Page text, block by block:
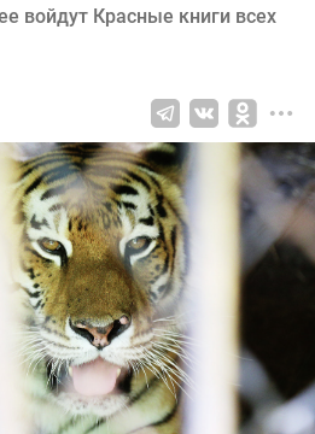
войдут Красные книги всех